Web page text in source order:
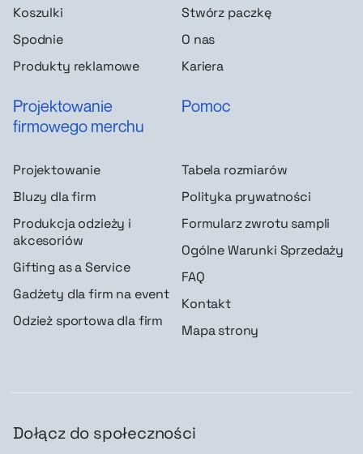
Koszulki
Spodnie
Produkty reklamowe
Stwórz paczkę
O nas
Kariera
Projektowanie
firmowego merchu
Projektowanie
Bluzy dla firm
Produkcja odzieży i
akcesoriów
Gifting as a Service
Gadżety dla firm na event
Odzież sportowa dla firm
Pomoc
Tabela rozmiarów
Polityka prywatności
Formularz zwrotu sampli
Ogólne Warunki Sprzedaży
FAQ
Kontakt
Mapa strony
Dołącz do społeczności